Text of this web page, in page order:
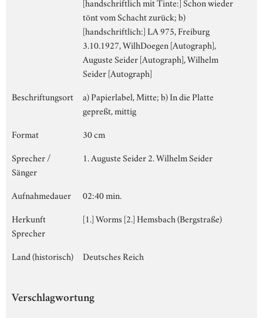
tönt vom Schacht zurück; b)
[handschriftlich:] LA 975, Freiburg
3.10.1927, WilhDoegen [Autograph],
Auguste Seider [Autograph], Wilhelm
Seider [Autograph]
Beschriftungsort
a) Papierlabel, Mitte; b) In die Platte
gepreßt, mittig
Format
30 cm
Sprecher /
Sänger
1. Auguste Seider 2. Wilhelm Seider
Aufnahmedauer
02:40 min.
Herkunft
Sprecher
[1.] Worms [2.] Hemsbach (Bergstraße)
Land (historisch) Deutsches Reich
Verschlagwortung